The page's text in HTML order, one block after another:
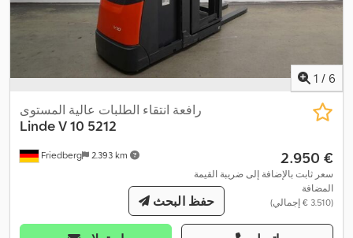
1 / 6
Friedberg 2.393 km
رافعة انتقاء الطلبات عالية المستوى
LindeV 10 5212
‏2.950 €
سعر ثابت بالإضافة إلى ضريبة القيمة
المضافة
(‏3.510 € إجمالي)
حفظ البحث